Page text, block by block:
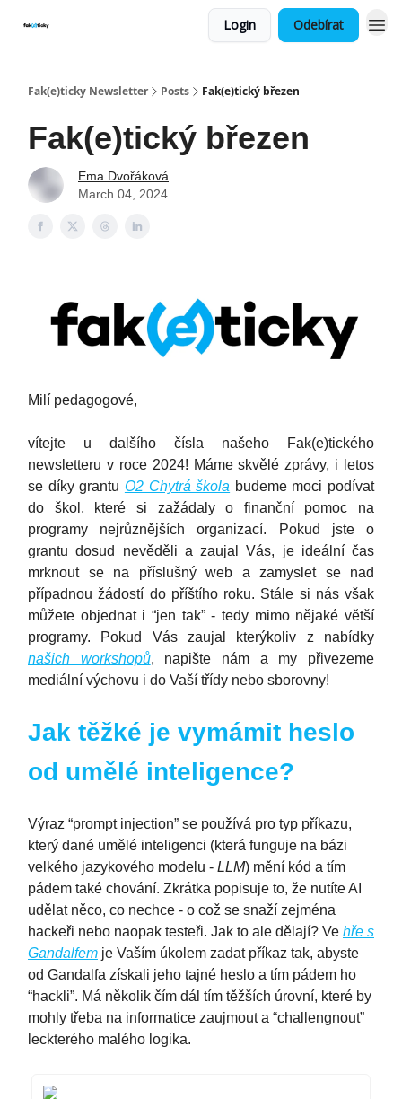
Login Odebírat
Fak(e)ticky Newsletter Posts Fak(e)tický březen
Fak(e)tický březen
Ema Dvořáková
March 04, 2024
Milí pedagogové,
vítejte u dalšího čísla našeho Fak(e)tického
newsletteru v roce 2024! Máme skvělé zprávy, i letos
se díky grantu O2 Chytrá škola budeme moci podívat
do škol, které si zažádaly o finanční pomoc na
programy nejrůznějších organizací. Pokud jste o
grantu dosud nevěděli a zaujal Vás, je ideální čas
mrknout se na příslušný web a zamyslet se nad
případnou žádostí do příštího roku. Stále si nás však
můžete objednat i “jen tak” - tedy mimo nějaké větší
programy. Pokud Vás zaujal kterýkoliv z nabídky
našich workshopů, napište nám a my přivezeme
mediální výchovu i do Vaší třídy nebo sborovny!
Jak těžké je vymámit heslo
od umělé inteligence?
Výraz “prompt injection” se používá pro typ příkazu,
který dané umělé inteligenci (která funguje na bázi
velkého jazykového modelu - LLM) mění kód a tím
pádem také chování. Zkrátka popisuje to, že nutíte AI
udělat něco, co nechce - o což se snaží zejména
hackeři nebo naopak testeři. Jak to ale dělají? Ve hře s
Gandalfem je Vaším úkolem zadat příkaz tak, abyste
od Gandalfa získali jeho tajné heslo a tím pádem ho
“hackli”. Má několik čím dál tím těžších úrovní, které by
mohly třeba na informatice zaujmout a “challengnout”
leckterého malého logika.